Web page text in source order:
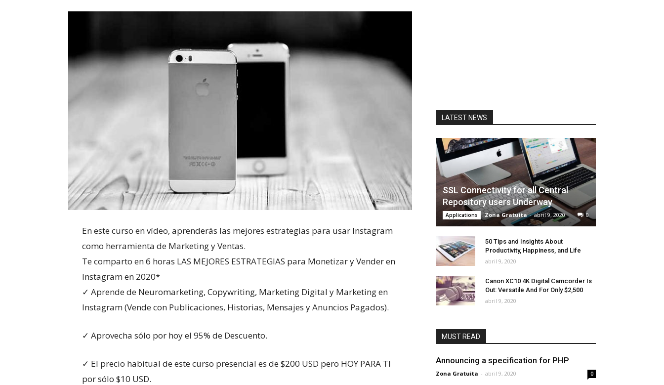
En este curso en vídeo, aprenderás las mejores estrategias para usar Instagram
como herramienta de Marketing y Ventas.
Te comparto en 6 horas LAS MEJORES ESTRATEGIAS para Monetizar y Vender en
Instagram en 2020*
✓ Aprende de Neuromarketing, Copywriting, Marketing Digital y Marketing en
Instagram (Vende con Publicaciones, Historias, Mensajes y Anuncios Pagados).
✓ Aprovecha sólo por hoy el 95% de Descuento.
✓ El precio habitual de este curso presencial es de $200 USD pero HOY PARA TI
por sólo $10 USD.
LATEST NEWS
SSL Connectivity for all Central
Repository users Underway
Applications Zona Gratuita - abril 9, 2020 0
50 Tips and Insights About
Productivity, Happiness, and Life
abril 9, 2020
Canon XC10 4K Digital Camcorder Is
Out: Versatile And For Only $2,500
abril 9, 2020
MUST READ
Announcing a specification for PHP
Zona Gratuita - abril 9, 2020 0